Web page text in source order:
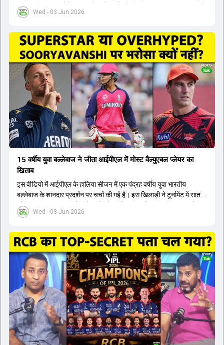
Wed - 03 Jun 2026
टीम का हिस्सा नहीं होंगे। आयरलैंड और इंग्लैंड के खिलाफ आगामी टी20 सीरीज के
लिए नए कप्तान की तलाश जारी है। इस रेस में श्रेयस अय्यर सबसे आगे चल रहे
पटेल इस रेस में काफी पीछे हैं, जबकि संजू सैमसन और रजत पाटीदार कप्तानी की
दौड़ से बाहर हैं। आगामी सीरीज के लिए वैभव सूर्यवंशी को तीसरे ओपनर के तौर पर
टीम में शामिल किया जाएगा, जबकि अभिषेक शर्मा और संजू सैमसन पहली पसंद
होंगे। इसके अलावा नीतीश रेड्डी को बतौर ऑलराउंडर ज्यादा मौके मिलेंगे। अजीत
अगरकर की अगुवाई वाली चयन समिति और कोच गौतम गंभीर आगामी टी20 वर्ल्ड
कप और 2028 ओलंपिक के लिए लंबी अवधि का विजन लेकर चल रहे हैं।
Wed - 03 Jun 2026
15 वर्षीय युवा बल्लेबाज ने जीता आईपीएल में मोस्ट वैल्युएबल प्लेयर का
खिताब
इस वीडियो में आईपीएल के हालिया सीजन में एक पंद्रह वर्षीय युवा भारतीय
बल्लेबाज के शानदार प्रदर्शन पर चर्चा की गई है। इस खिलाड़ी ने टूर्नामेंट में सात
सौ छिहत्तर रन बनाकर ऑरेंज कैप और मोस्ट वैल्युएबल प्लेयर का खिताब अपने नाम
किया है। वीडियो में बताया गया है कि ऑस्ट्रेलियाई टीम के वर्तमान कप्तान और
ऑस्ट्रेलियाई कप्तान के अनुसार, शुरुआत में लोगों को इस खिलाड़ी के प्रदर्शन पर
संदेह था, लेकिन अब उसने खुद को एक बेहतरीन बल्लेबाज साबित कर दिया है जो
गेंद को बाउंड्री के काफी पार मारने की क्षमता रखता है। वहीं, इंग्लैंड के पूर्व कप्तान
ने कहा कि टूर्नामेंट जीतने वाली टीम के अलावा इस सीजन की सबसे बड़ी बात इस
युवा खिलाड़ी का प्रदर्शन रहा है, जिसे देखने के लिए स्टेडियम में भारी भीड़ उमड़ती
थी। शानदार प्रदर्शन के बाद इस युवा खिलाड़ी को श्रीलंका में होने वाली
त्रिकोणीय सीरीज के लिए इंडिया ए टीम में भी शामिल कर लिया गया है।